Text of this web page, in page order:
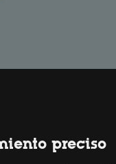
preciso